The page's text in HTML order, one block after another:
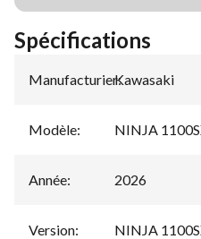
Spécifications
Manufacturier:
Kawasaki
Modèle: NINJA
Année: 2026
Version:
NINJA